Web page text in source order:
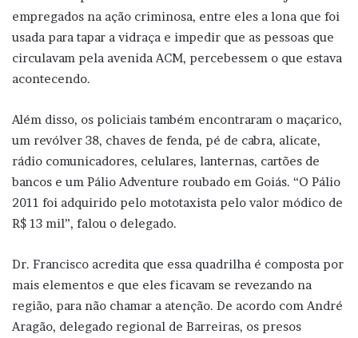
empregados na ação criminosa, entre eles a lona que foi
usada para tapar a vidraça e impedir que as pessoas que
circulavam pela avenida ACM, percebessem o que estava
acontecendo.
Além disso, os policiais também encontraram o maçarico,
um revólver 38, chaves de fenda, pé de cabra, alicate,
rádio comunicadores, celulares, lanternas, cartões de
bancos e um Pálio Adventure roubado em Goiás. “O Pálio
2011 foi adquirido pelo mototaxista pelo valor módico de
R$ 13 mil”, falou o delegado.
Dr. Francisco acredita que essa quadrilha é composta por
mais elementos e que eles ficavam se revezando na
região, para não chamar a atenção. De acordo com André
Aragão, delegado regional de Barreiras, os presos